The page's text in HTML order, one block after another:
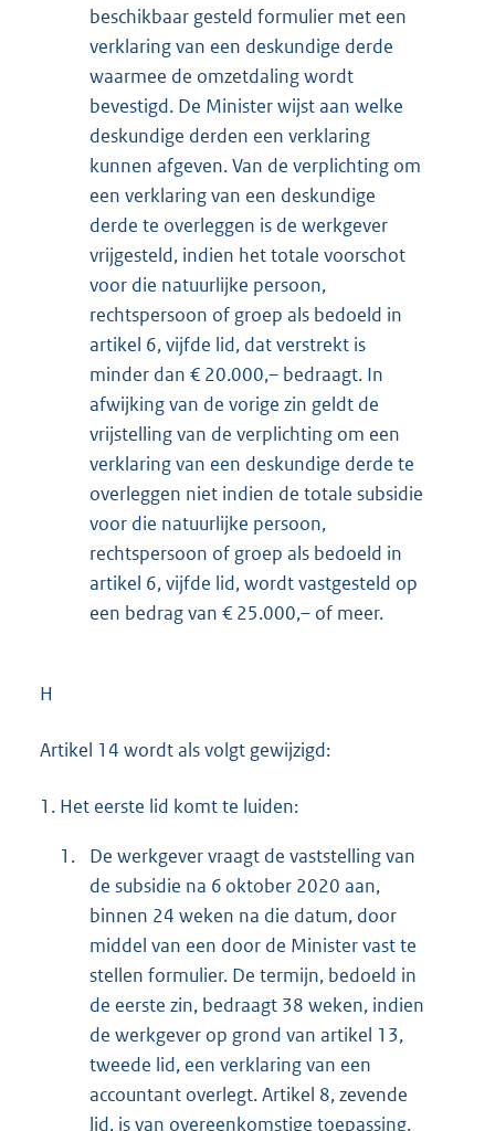
beschikbaar gesteld formulier met een
verklaring van een deskundige derde
waarmee de omzetdaling wordt
bevestigd. De Minister wijst aan welke
deskundige derden een verklaring
kunnen afgeven. Van de verplichting om
een verklaring van een deskundige
derde te overleggen is de werkgever
vrijgesteld, indien het totale voorschot
voor die natuurlijke persoon,
rechtspersoon of groep als bedoeld in
artikel 6, vijfde lid, dat verstrekt is
minder dan € 20.000,– bedraagt. In
afwijking van de vorige zin geldt de
vrijstelling van de verplichting om een
verklaring van een deskundige derde te
overleggen niet indien de totale subsidie
voor die natuurlijke persoon,
rechtspersoon of groep als bedoeld in
artikel 6, vijfde lid, wordt vastgesteld op
een bedrag van € 25.000,– of meer.
H
Artikel 14 wordt als volgt gewijzigd:
1. Het eerste lid komt te luiden:
1.
De werkgever vraagt de vaststelling van
de subsidie na 6 oktober 2020 aan,
binnen 24 weken na die datum, door
middel van een door de Minister vast te
stellen formulier. De termijn, bedoeld in
de eerste zin, bedraagt 38 weken, indien
de werkgever op grond van artikel 13,
tweede lid, een verklaring van een
accountant overlegt. Artikel 8, zevende
lid, is van overeenkomstige toepassing.